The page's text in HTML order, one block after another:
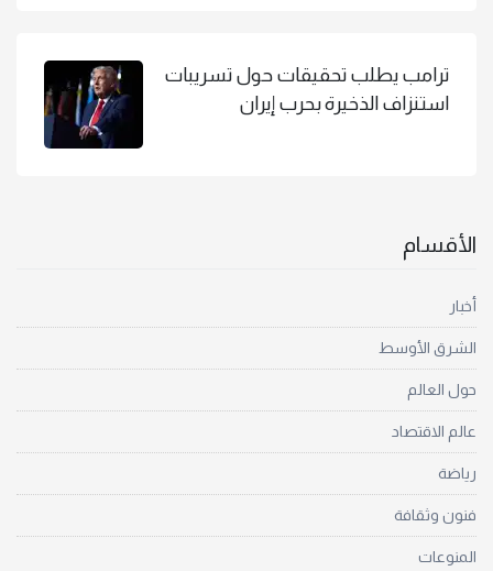
ترامب يطلب تحقيقات حول تسريبات
استنزاف الذخيرة بحرب إيران
الأقسام
أخبار
الشرق الأوسط
حول العالم
عالم الاقتصاد
رياضة
فنون وثقافة
المنوعات